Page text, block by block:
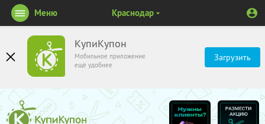
КупиКупон
Мобильное приложение
ещё удобнее
Загрузить
Меню Краснодар